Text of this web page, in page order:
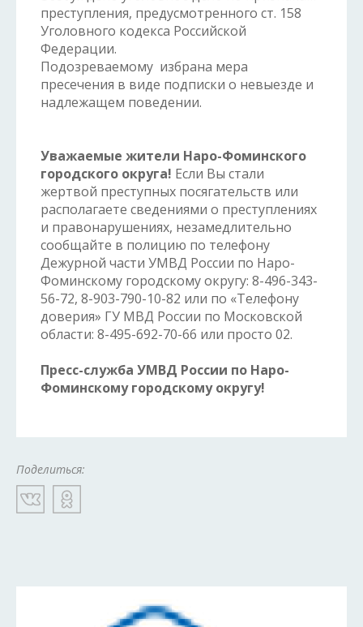
преступления, предусмотренного ст. 158
Уголовного кодекса Российской
Федерации.
Подозреваемому избрана мера
пресечения в виде подписки о невыезде и
надлежащем поведении.
Уважаемые жители Наро-Фоминского
городского округа! Если Вы стали
жертвой преступных посягательств или
располагаете сведениями о преступлениях
и правонарушениях, незамедлительно
сообщайте в полицию по телефону
Дежурной части УМВД России по Наро-
Фоминскому городскому округу: 8-496-343-
56-72, 8-903-790-10-82 или по «Телефону
доверия» ГУ МВД России по Московской
области: 8-495-692-70-66 или просто 02.
Пресс-служба УМВД России по Наро-
Фоминскому городскому округу!
Поделиться: